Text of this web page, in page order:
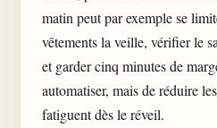
matin peut par exemple se
vêtements la veille, vérifier le
et garder cinq minutes de
automatiser, mais de réduire
fatiguent dès le réveil.